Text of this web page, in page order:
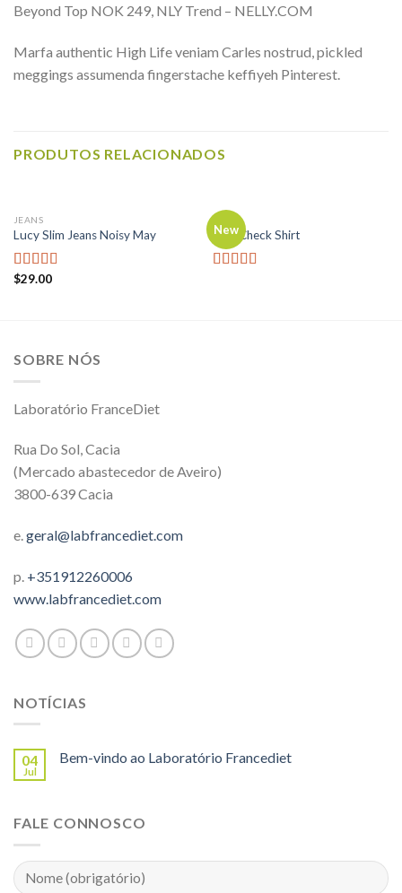
Beyond Top NOK 249, NLY Trend – NELLY.COM
Marfa authentic High Life veniam Carles nostrud, pickled
meggings assumenda fingerstache keffiyeh Pinterest.
PRODUTOS RELACIONADOS
JEANS
Lucy Slim Jeans Noisy May
Avaliação
$29.00
New
TOPS
Pink Check Shirt
SOBRE NÓS
Laboratório FranceDiet
Rua Do Sol, Cacia
(Mercado abastecedor de Aveiro)
3800-639 Cacia
e.geral@labfrancediet.com
p. +351912260006
www.labfrancediet.com
NOTÍCIAS
04
Jul
Bem-vindo ao Laboratório Francediet
FALE CONNOSCO